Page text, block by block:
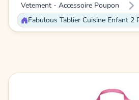
Vetement - Accessoire Poupon